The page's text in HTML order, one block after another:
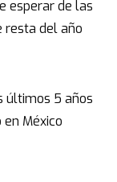
esperar de las
resta del año
últimos 5 años
México